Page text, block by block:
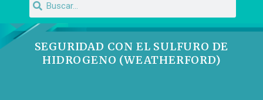
SEGURIDAD CON EL SULFURO DE
HIDROGENO (WEATHERFORD)